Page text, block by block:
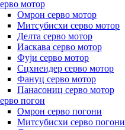
мотор
Омрон серво мотор
Митсубисхи серво мотор
Делта серво мотор
Иаскава серво мотор
Фуји серво мотор
Сцхнеидер серво мотор
Фануц серво мотор
Панасониц серво мотор
погон
Омрон серво погони
Митсубисхи серво погони